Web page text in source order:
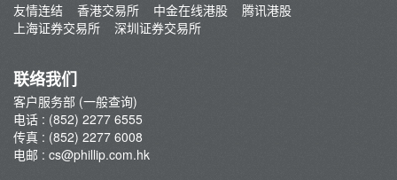
友情连结 香港交易所 中金在线港股
腾讯港股
上海证券交易所
深圳证券交易所
联络我们
客户服务部 (一般查询)
电话 : (852) 2277 6555
传真 : (852) 2277 6008
电邮 : cs@phillip.com.hk